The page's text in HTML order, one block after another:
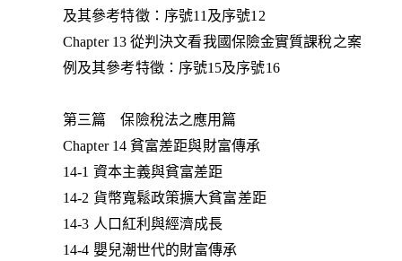
及其參考特徵：序號11及序號12
Chapter 13 從判決文看我國保險金實質課稅之案
例及其參考特徵：序號15及序號16
第三篇 保險稅法之應用篇
Chapter 14 貧富差距與財富傳承
14-1 資本主義與貧富差距
14-2 貨幣寬鬆政策擴大貧富差距
14-3 人口紅利與經濟成長
14-4 嬰兒潮世代的財富傳承